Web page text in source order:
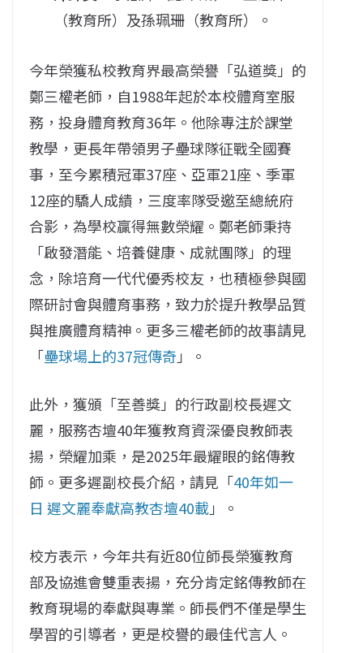
（教育所）及孫珮珊 （教育所）。
今年榮獲私校教育界最高榮譽「弘道獎」的
鄭三權老師，自1988年起於本校體育室服
務，投身體育教育36年。他除專注於課堂
教學，更長年帶領男子壘球隊征戰全國賽
事，至今累積冠軍37座、亞軍21座、季軍
12座的驕人成績，三度率隊受邀至總統府
合影，為學校贏得無數榮耀。鄭老師秉持
「啟發潛能、培養健康、成就團隊」的理
念，除培育一代代優秀校友，也積極參與國
際研討會與體育事務，致力於提升教學品質
與推廣體育精神。更多三權老師的故事請見
「壘球場上的37冠傳奇 」。
此外，獲頒「至善獎」的行政副校長遲文
麗，服務杏壇40年獲教育資深優良教師表
揚，榮耀加乘，是2025年最耀眼的銘傳教
師。更多遲副校長介紹，請見「40年如一
日 遲文麗奉獻高教杏壇40載」。
校方表示，今年共有近80位師長榮獲教育
部及協進會雙重表揚，充分肯定銘傳教師在
教育現場的奉獻與專業。師長們不僅是學生
學習的引導者，更是校譽的最佳代言人。